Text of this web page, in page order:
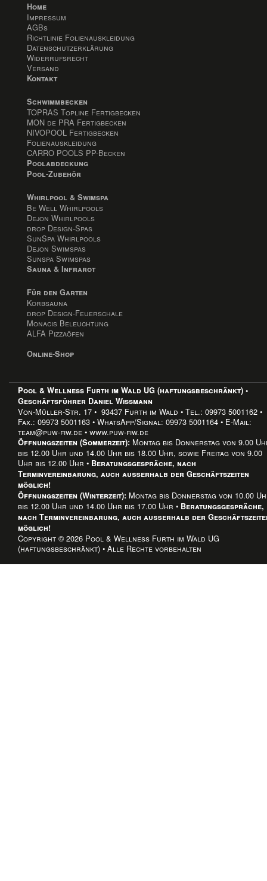
Home
Impressum
AGBs
Richtlinie Folienauskleidung
Datenschutzerklärung
Widerrufsrecht
Versand
Kontakt
Schwimmbecken
TOPRAS Topline Fertigbecken
MON de PRA Fertigbecken
NIVOPOOL Fertigbecken
Folienauskleidung
CARRO POOLS PP-Becken
Poolabdeckung
Pool-Zubehör
Whirlpool & Swimspa
Be Well Whirlpools
Dejon Whirlpools
drop Design-Spas
SunSpa Whirlpools
Dejon Swimspas
Sunspa Swimspas
Sauna & Infrarot
Für den Garten
Korbsauna
drop Design-Feuerschale
Monacis Beleuchtung
ALFA Pizzaöfen
Online-Shop
Pool & Wellness Furth im Wald UG (haftungsbeschränkt) •
Geschäftsführer Daniel Wissmann
Von-Müller-Str. 17 • 93437 Furth im Wald • Tel.: 09973 5001162 •
Fax.: 09973 5001163 • WhatsApp/Signal: 09973 5001164 • E-Mail:
team@puw-fiw.de • www.puw-fiw.de
Öffnungszeiten (Sommerzeit): Montag bis Donnerstag von 9.00
bis 12.00 Uhr und 14.00 Uhr bis 18.00 Uhr, sowie Freitag von 9.00
Uhr bis 12.00 Uhr • Beratungsgespräche, nach
Terminvereinbarung, auch außerhalb der Geschäftszeiten
möglich!
Öffnungszeiten (Winterzeit): Montag bis Donnerstag von 10.00
bis 12.00 Uhr und 14.00 Uhr bis 17.00 Uhr • Beratungsgespräche,
nach Terminvereinbarung, auch außerhalb der
möglich!
Copyright © 2026 Pool & Wellness Furth im Wald UG
(haftungsbeschränkt) • Alle Rechte vorbehalten